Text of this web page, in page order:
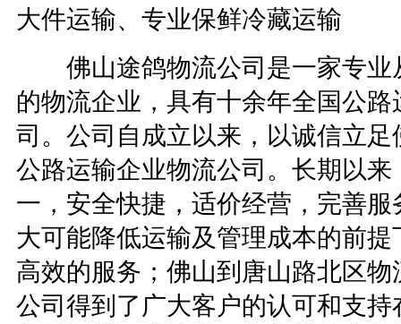
大件运输、专业保鲜冷藏运输
佛山途鸽物流公司是一家专业
的物流企业，具有十余年全国公
司。公司自成立以来，以诚信立
公路运输企业物流公司。长期以来
一，安全快捷，适价经营，完善
大可能降低运输及管理成本的前
高效的服务；佛山到唐山路北区物
公司得到了广大客户的认可和支